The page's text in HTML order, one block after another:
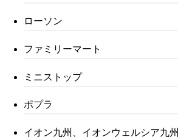
ローソン
ファミリーマート
ミニストップ
ポプラ
イオン九州、イオンウェルシア九州